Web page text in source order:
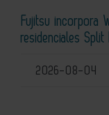
Fujitsu incorpora
residenciales
2026-08-04